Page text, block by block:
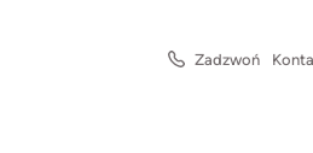
Zadzwoń